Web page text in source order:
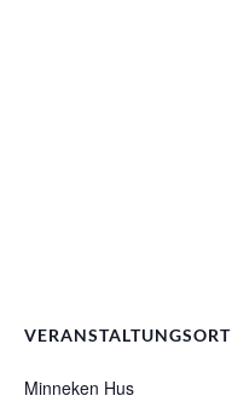
VERANSTALTUNGSORT
Minneken Hus